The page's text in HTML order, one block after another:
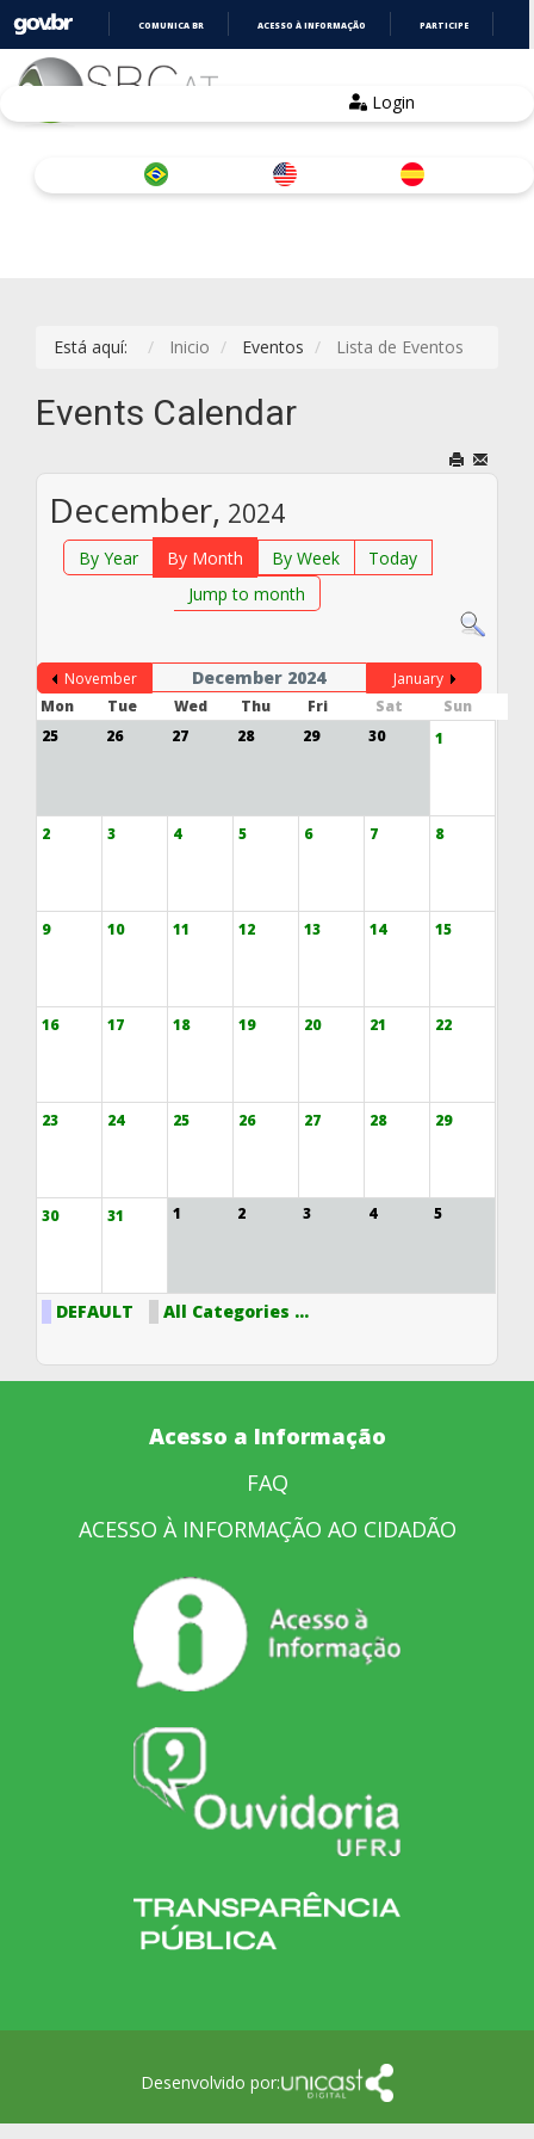
COMUNICA BR ACESSO À INFORMAÇÃO PARTICIPE
Login
Está aquí: Inicio Eventos Lista de Eventos
Events Calendar
December, 2024
By Year By Month By Week
Today
Jump to month
November December 2024
January
Mon
Tue Wed Thu Fri Sat
Sun
25
26 27 28 29 30 1
2 3 4 5 6 7 8
9 10 11 12 13 14 15
16 17 18 19 20 21 22
23 24 25 26 27 28 29
30 31 1 2 3 4 5
DEFAULT All Categories ...
Acesso a Informação
FAQ
ACESSO À INFORMAÇÃO AO CIDADÃO
Desenvolvido por: